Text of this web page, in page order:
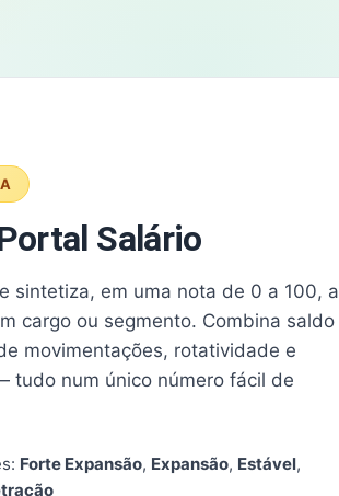
Salário
sintetiza, em uma nota de 0 a 100, a
cargo ou segmento. Combina saldo
movimentações, rotatividade e
tudo num único número fácil de
Forte Expansão, Expansão, Estável,